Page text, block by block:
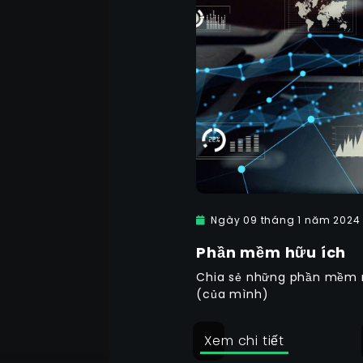
Ngày 09 tháng 1 năm 2024
Phần mềm hữu ích
Chia sẻ những phần
(của mình)
Xem chi tiết